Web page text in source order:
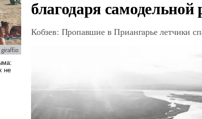
благодаря самодельной
Кобзев: Пропавшие в Приангарье летчики